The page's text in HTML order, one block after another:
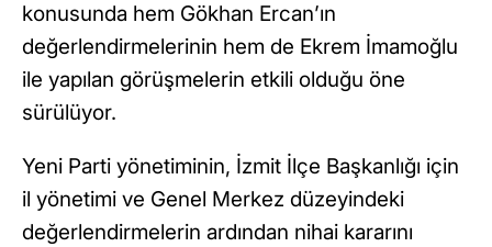
konusunda hem Gökhan Ercan’ın
değerlendirmelerinin hem de Ekrem İmamoğlu
ile yapılan görüşmelerin etkili olduğu öne
sürülüyor.
Yeni Parti yönetiminin, İzmit İlçe Başkanlığı için
il yönetimi ve Genel Merkez düzeyindeki
değerlendirmelerin ardından nihai kararını